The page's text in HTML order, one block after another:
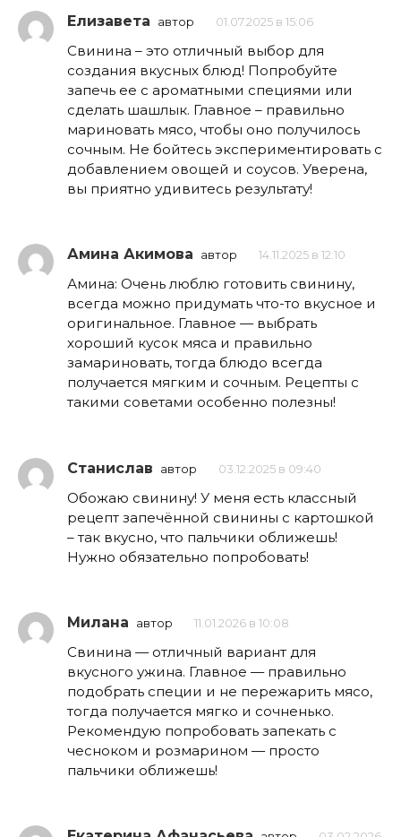
Елизавета автор 01.07.2025 в 15:06
Свинина – это отличный выбор для
создания вкусных блюд! Попробуйте
запечь ее с ароматными специями или
сделать шашлык. Главное – правильно
мариновать мясо, чтобы оно получилось
сочным. Не бойтесь экспериментировать с
добавлением овощей и соусов. Уверена,
вы приятно удивитесь результату!
Амина Акимова автор 14.11.2025 в 12:10
Амина: Очень люблю готовить свинину,
всегда можно придумать что-то вкусное и
оригинальное. Главное — выбрать
хороший кусок мяса и правильно
замариновать, тогда блюдо всегда
получается мягким и сочным. Рецепты с
такими советами особенно полезны!
Станислав автор 03.12.2025 в 09:40
Обожаю свинину! У меня есть классный
рецепт запечённой свинины с картошкой
– так вкусно, что пальчики оближешь!
Нужно обязательно попробовать!
Милана автор 11.01.2026 в 10:08
Свинина — отличный вариант для
вкусного ужина. Главное — правильно
подобрать специи и не пережарить мясо,
тогда получается мягко и сочненько.
Рекомендую попробовать запекать с
чесноком и розмарином — просто
пальчики оближешь!